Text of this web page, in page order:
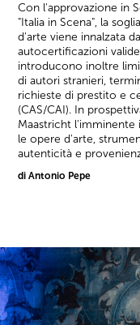
Con l'approvazione in
"Italia in Scena", la
d'arte viene innalzata
autocertificazioni
introducono inoltre
di autori stranieri,
richieste di prestito e
(CAS/CAI). In
Maastricht l'imminente
le opere d'arte,
autenticità e
di Antonio Pepe